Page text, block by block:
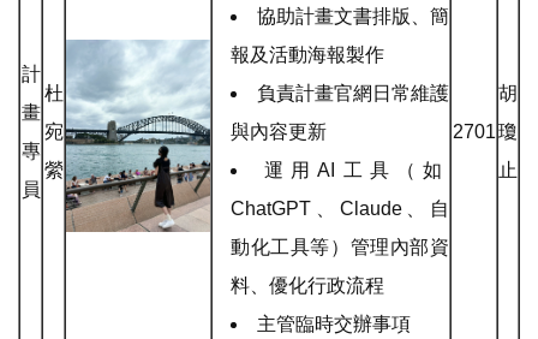
計
畫
專
員
杜
宛
縈
協助計畫文書排版、簡
報及活動海報製作
負責計畫官網日常維護
與內容更新
運用AI工具（如
ChatGPT、Claude、自
動化工具等）管理內部資
料、優化行政流程
主管臨時交辦事項
2701
胡
瓊
止